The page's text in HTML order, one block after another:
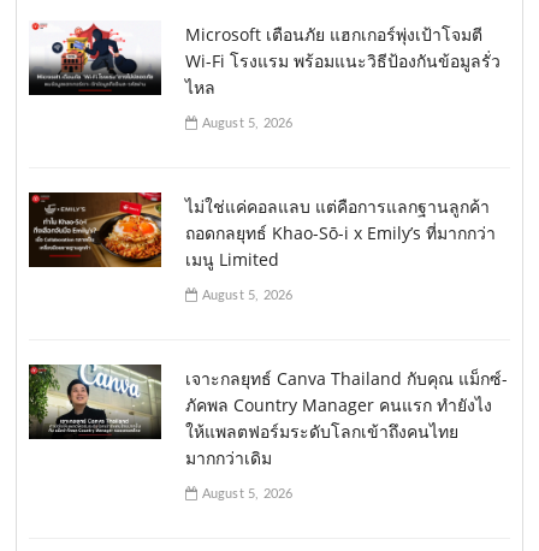
Microsoft เตือนภัย แฮกเกอร์พุ่งเป้าโจมตี
Wi-Fi โรงแรม พร้อมแนะวิธีป้องกันข้อมูลรั่ว
ไหล
August 5, 2026
ไม่ใช่แค่คอลแลบ แต่คือการแลกฐานลูกค้า
ถอดกลยุทธ์ Khao-Sō-i x Emily’s ที่มากกว่า
เมนู Limited
August 5, 2026
เจาะกลยุทธ์ Canva Thailand กับคุณ แม็กซ์-
ภัคพล Country Manager คนแรก ทำยังไง
ให้แพลตฟอร์มระดับโลกเข้าถึงคนไทย
มากกว่าเดิม
August 5, 2026